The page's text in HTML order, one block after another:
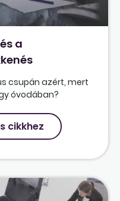
a
csupán azért, mert
óvodában?
cikkhez